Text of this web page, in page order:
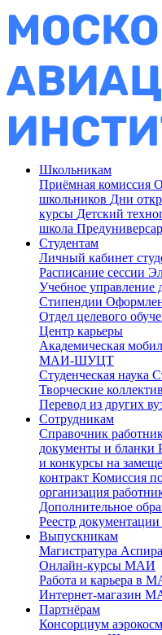
Школьникам
Приёмная комиссия
школьников Дни
курсы Детский
школа
Студентам
Личный кабинет
Расписание сессии
Учебное управление
Стипендии
Отдел целевого
Центр карьеры
Академическая
МАИ-ШУЦТ
Студенческая наука
Творческие
Перевод из других
Сотрудникам
Cправочник
документы и бланки
и конкурсы на
контракт Комиссия
организация
Дополнительное
Реестр
Выпускникам
Магистратура
Онлайн-курсы МАИ
Работа и карьера в
Интернет-магазин
Партнёрам
Консорциум